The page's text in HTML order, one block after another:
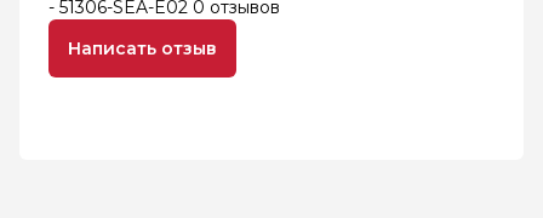
- 51306-SEA-E02 0 отзывов
Написать отзыв